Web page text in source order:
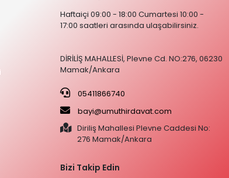
Haftaiçi 09:00 - 18:00 Cumartesi 10:00 -
17:00 saatleri arasında ulaşabilirsiniz.
DİRİLİŞ MAHALLESİ, Plevne Cd. NO:276, 06230
Mamak/Ankara
05411866740
bayi@umuthirdavat.com
Diriliş Mahallesi Plevne Caddesi No:
276 Mamak/Ankara
Bizi Takip Edin